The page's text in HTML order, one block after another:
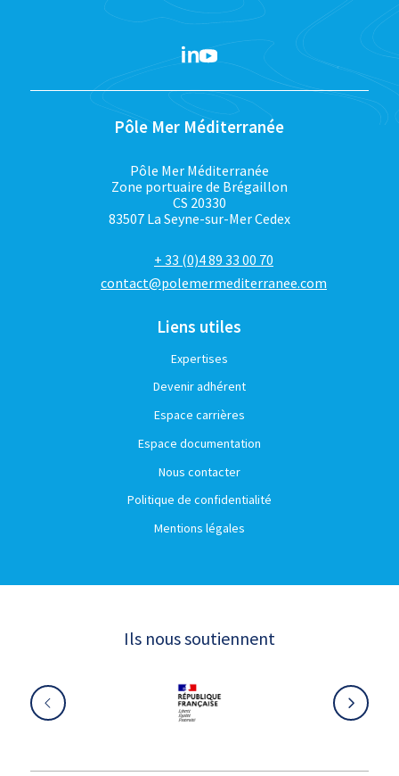
Pôle Mer Méditerranée
Pôle Mer Méditerranée
Zone portuaire de Brégaillon
CS 20330
83507 La Seyne-sur-Mer Cedex
+ 33 (0)4 89 33 00 70
contact@polemermediterranee.com
Liens utiles
Expertises
Devenir adhérent
Espace carrières
Espace documentation
Nous contacter
Politique de confidentialité
Mentions légales
Ils nous soutiennent